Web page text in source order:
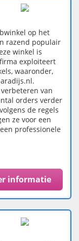
op het
razend populair
winkel is
exploiteert
waaronder,
van
orders verder
de regels
ze voor een
professionele
informatie